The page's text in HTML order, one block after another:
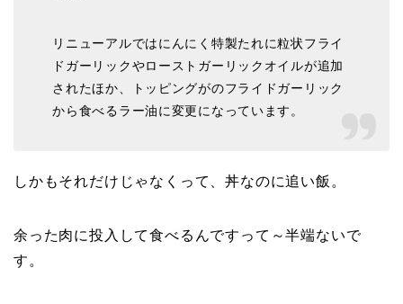
リニューアルではにんにく特製たれに粒状フライ
ドガーリックやローストガーリックオイルが追加
されたほか、トッピングがのフライドガーリック
から食べるラー油に変更になっています。
しかもそれだけじゃなくって、丼なのに追い飯。
余った肉に投入して食べるんですって～半端ないで
す。